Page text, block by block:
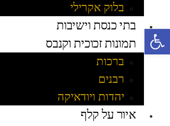
בלוק אקרילי
בתי כנסת וישיבות
תמונות זכוכית וקנבס
ברכות
רבנים
יהדות ויודאיקה
איור על קלף
פתח סרגל נגישות